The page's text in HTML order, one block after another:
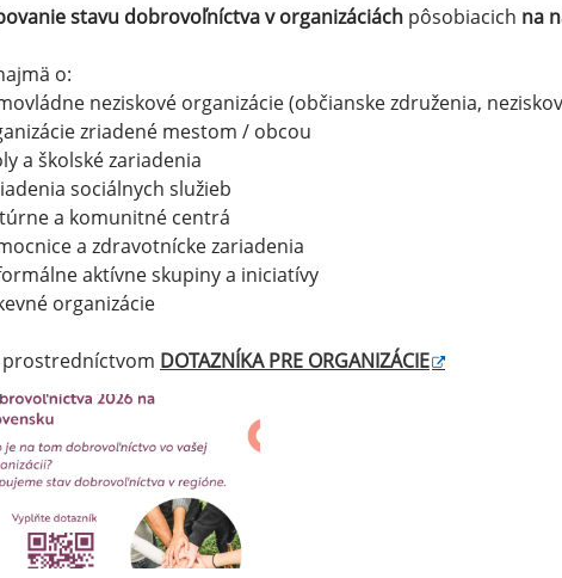
stavu dobrovoľníctva v organizáciách pôsobiacich na
o:
neziskové organizácie (občianske združenia,
zriadené mestom / obcou
a školské zariadenia
sociálnych služieb
a komunitné centrá
a zdravotnícke zariadenia
aktívne skupiny a iniciatívy
organizácie
DOTAZNÍKA PRE ORGANIZÁCIE